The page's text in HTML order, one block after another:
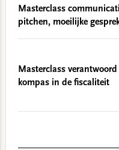
Masterclass
pitchen, moeilijke
Masterclass
kompas in de fiscaliteit